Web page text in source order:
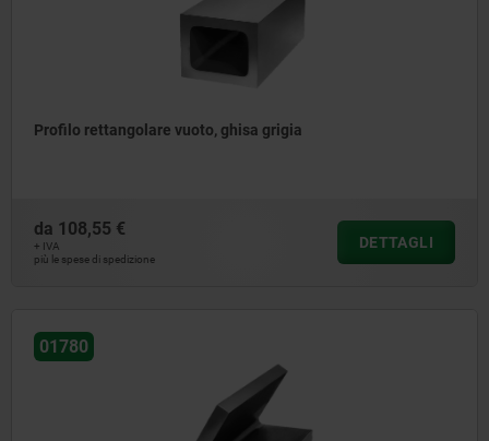
Profilo rettangolare vuoto, ghisa grigia
da 108,55 €
+ IVA
più le spese di spedizione
DETTAGLI
01780